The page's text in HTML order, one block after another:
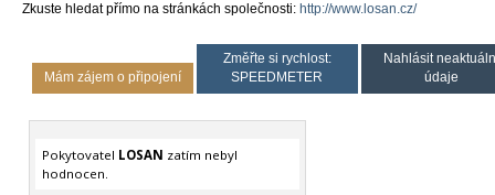
Zkuste hledat přímo na stránkách společnosti: http://www.losan.cz/
Mám zájem o připojení
Změřte si rychlost:
SPEEDMETER
Nahlásit
údaje
Pokytovatel LOSAN zatím nebyl
hodnocen.